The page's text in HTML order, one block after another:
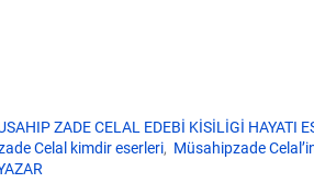
ZADE CELAL EDEBİ KİSİLİGİ HAYATI
Celal kimdir eserleri
Müsahipzade